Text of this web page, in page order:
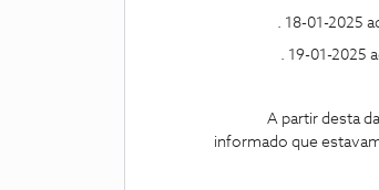
. 18-01-2025 adiar
. 19-01-2025
A partir desta data
informado que